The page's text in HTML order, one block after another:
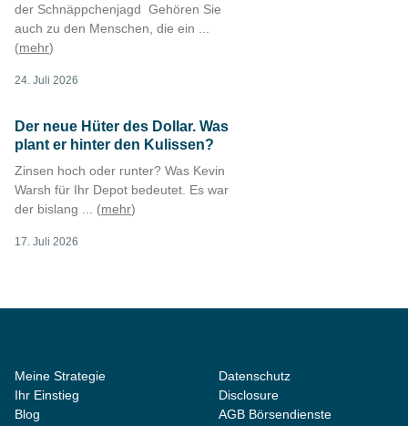
der Schnäppchenjagd Gehören Sie
auch zu den Menschen, die ein ...
(mehr)
24. Juli 2026
Der neue Hüter des Dollar. Was
plant er hinter den Kulissen?
Zinsen hoch oder runter? Was Kevin
Warsh für Ihr Depot bedeutet. Es war
der bislang ... (mehr)
17. Juli 2026
Meine Strategie
Ihr Einstieg
Blog
Datenschutz
Disclosure
AGB Börsendienste